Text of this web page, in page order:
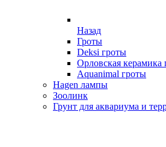
Назад
Гроты
Deksi гроты
Орловская керамика
Aquanimal гроты
Hagen лампы
Зоолинк
Грунт для аквариума и